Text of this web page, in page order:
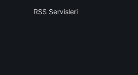
RSS Servisleri